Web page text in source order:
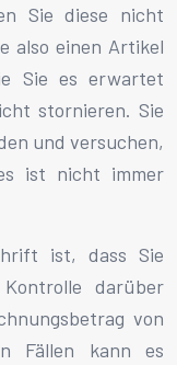
Sie diese nicht
also einen Artikel
Sie es erwartet
stornieren. Sie
und versuchen,
ist nicht immer
ist, dass Sie
darüber
von
Fällen kann es